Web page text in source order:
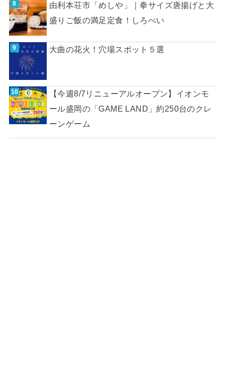
由利本荘市「めしや」｜拳サイズ唐揚げと大
盛りご飯の満足定食！しろべい
大曲の花火！穴場スポット５選
【今週8/7リニューアルオープン】イオンモ
ール盛岡の「GAME LAND」約250台のクレ
ーンゲーム